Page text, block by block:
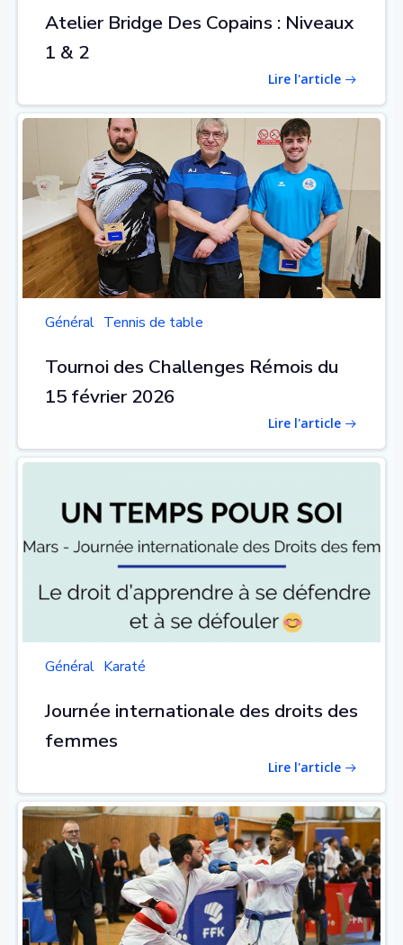
Atelier Bridge Des Copains : Niveaux
1 & 2
Lire l'article
Général Tennis de table
Tournoi des Challenges Rémois du
15 février 2026
Lire l'article
Général Karaté
Journée internationale des droits des
femmes
Lire l'article